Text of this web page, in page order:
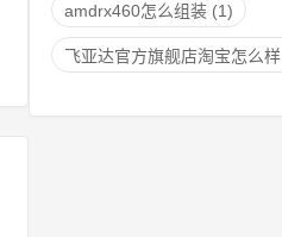
amdrx460怎么组装 (1)
飞亚达官方旗舰店淘宝怎么样